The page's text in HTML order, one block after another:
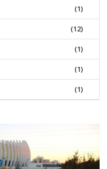
(1)
(12)
(1)
(1)
(1)